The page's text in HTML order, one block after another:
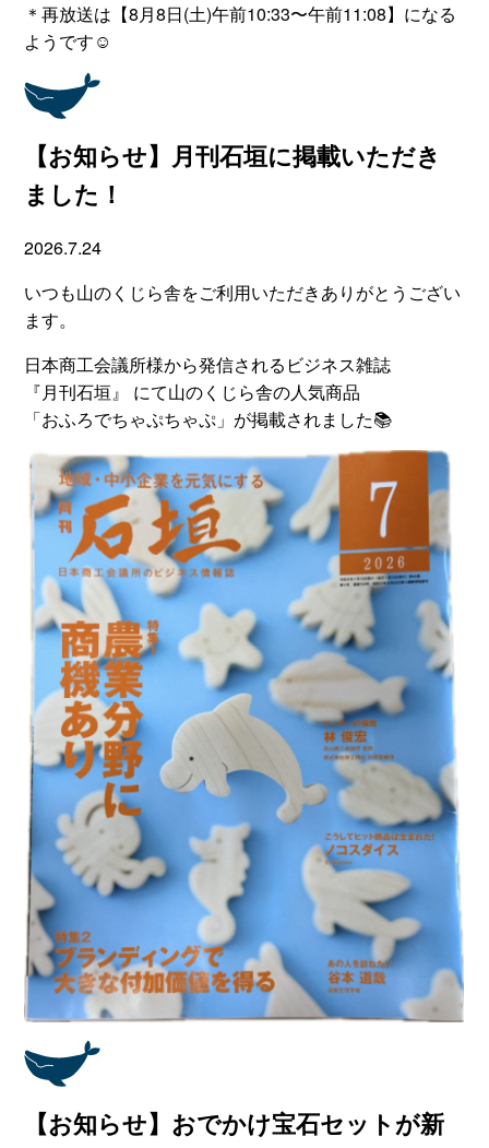
＊再放送は【8月8日(土)午前10:33〜午前11:08】になる
ようです☺
【お知らせ】月刊石垣に掲載いただき
ました！
2026.7.24
いつも山のくじら舎をご利用いただきありがとうござい
ます。
日本商工会議所様から発信されるビジネス雑誌
『月刊石垣』 にて山のくじら舎の人気商品
「おふろでちゃぷちゃぷ」が掲載されました📚
【お知らせ】おでかけ宝石セットが新